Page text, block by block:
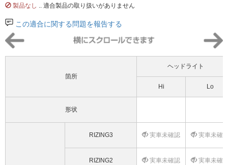
製品なし .. 適合製品の取り扱いがありません
この適合に関する問題を報告する
箇所
ヘッドライト
Hi Lo
形状
RIZING3 実車未確認 実車未確
RIZING2 実車未確認 実車未確